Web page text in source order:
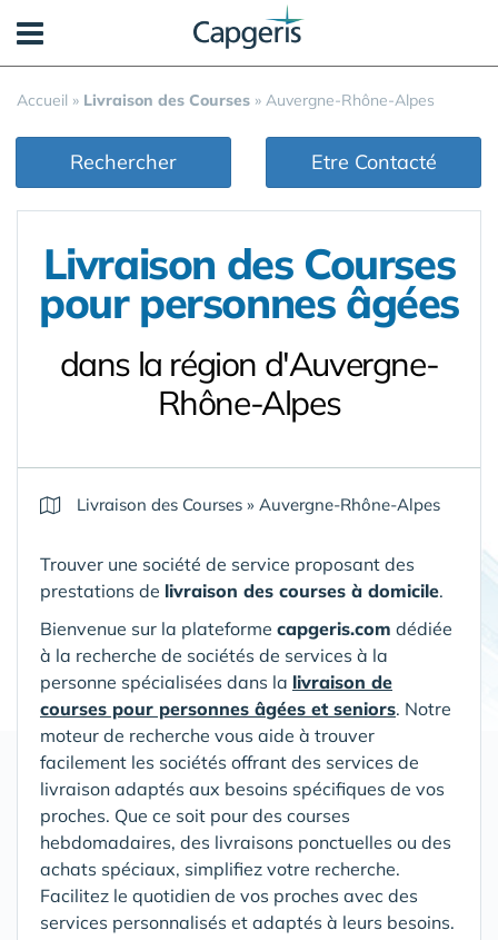
Accueil » Livraison des Courses » Auvergne-Rhône-Alpes
Rechercher Etre Contacté
Livraison des Courses
pour personnes âgées
dans la région d'Auvergne-
Rhône-Alpes
Livraison des Courses » Auvergne-Rhône-Alpes
Trouver une société de service proposant des
prestations de livraison des courses à domicile.
Bienvenue sur la plateforme capgeris.com dédiée
à la recherche de sociétés de services à la
personne spécialisées dans la livraison de
courses pour personnes âgées et seniors. Notre
moteur de recherche vous aide à trouver
facilement les sociétés offrant des services de
livraison adaptés aux besoins spécifiques de vos
proches. Que ce soit pour des courses
hebdomadaires, des livraisons ponctuelles ou des
achats spéciaux, simplifiez votre recherche.
Facilitez le quotidien de vos proches avec des
services personnalisés et adaptés à leurs besoins.